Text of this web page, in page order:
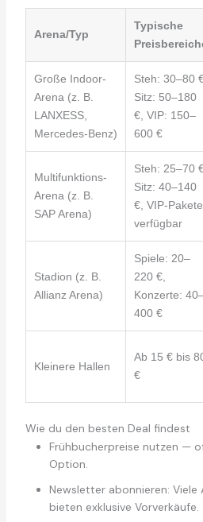
Arena/Typ
Typische
Große Indoor-
Arena (z. B.
LANXESS,
Mercedes‑Benz)
Steh: 30–80
Sitz: 50–180
€, VIP: 150–
600 €
Multifunktions-
Arena (z. B.
SAP Arena)
Steh: 25–70
Sitz: 40–140
€, VIP-Pakete
verfügbar
Stadion (z. B.
Allianz Arena)
Spiele: 20–
220 €,
Konzerte:
400 €
Kleinere Hallen
Ab 15 € bis
€
Wie du den besten Deal findest
Frühbucherpreise nutzen —
Option.
Newsletter abonnieren: Viele
bieten exklusive Vorverkäufe.